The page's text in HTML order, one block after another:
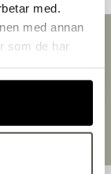
med.
med annan
som de har